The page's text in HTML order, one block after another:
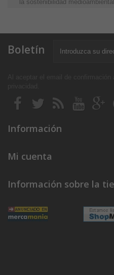
la sostenibilidad
Boletín
Información
Mi cuenta
Información sobre la